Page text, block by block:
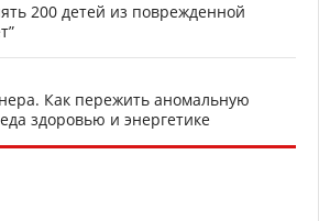
200 детей из поврежденной
Как пережить аномальную
здоровью и энергетике